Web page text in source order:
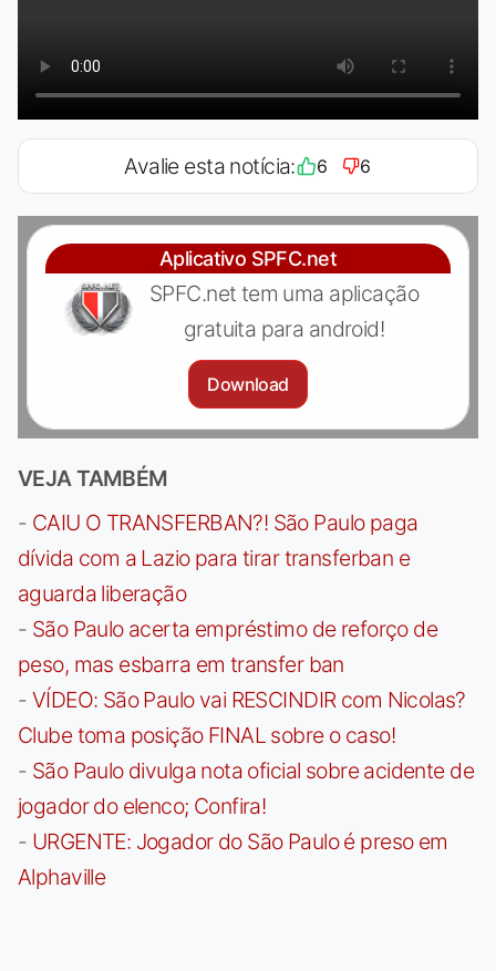
Avalie esta notícia: 6 6
Aplicativo SPFC.net
SPFC.net tem uma aplicação
gratuita para android!
Download
VEJA TAMBÉM
- CAIU O TRANSFERBAN?! São Paulo paga
dívida com a Lazio para tirar transferban e
aguarda liberação
- São Paulo acerta empréstimo de reforço de
peso, mas esbarra em transfer ban
- VÍDEO: São Paulo vai RESCINDIR com Nicolas?
Clube toma posição FINAL sobre o caso!
- São Paulo divulga nota oficial sobre acidente de
jogador do elenco; Confira!
- URGENTE: Jogador do São Paulo é preso em
Alphaville